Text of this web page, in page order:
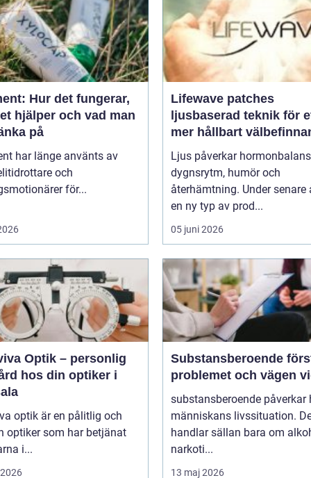
Hur det fungerar,
hjälper och vad man
på
har länge använts av
och
för...
Lifewave patches
ljusbaserad teknik för
mer hållbart
Ljus påverkar
dygnsrytm, humör och
återhämtning. Under senare
en ny typ av prod...
05 juni 2026
Optik – personlig
hos din optiker i
optik är en pålitlig och
optiker som har betjänat
i...
Substansberoende förstå
problemet och vägen
substansberoende påverkar
människans livssituation.
handlar sällan bara om
narkoti...
13 maj 2026